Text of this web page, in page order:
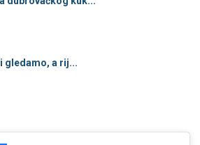
gledamo, a rij...